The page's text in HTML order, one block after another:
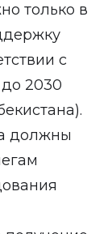
только в
с
2030
должны